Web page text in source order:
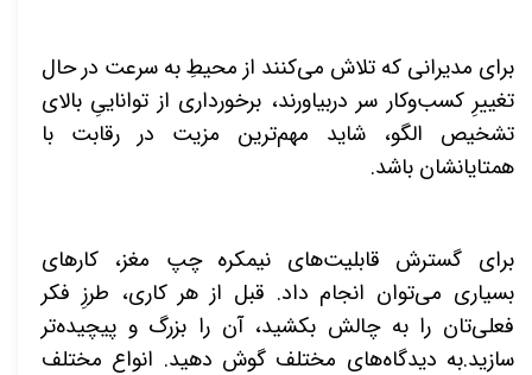
برای مدیرانی که تلاش می‌کنند از محیطِ به سرعت در حال
تغییرِ کسب‌وکار سر دربیاورند، برخورداری از تواناییِ بالای
تشخیص الگو، شاید مهم‌ترین مزیت در رقابت با
همتایانشان باشد.
برای گسترش قابلیت‌های نیمکره چپ مغز، کارهای
بسیاری می‌توان انجام داد. قبل از هر کاری، طرزِ فکر
فعلی‌تان را به چالش بکشید، آن را بزرگ و پیچیده‌تر
سازید.به دیدگاه‌های مختلف گوش دهید. انواع مختلف